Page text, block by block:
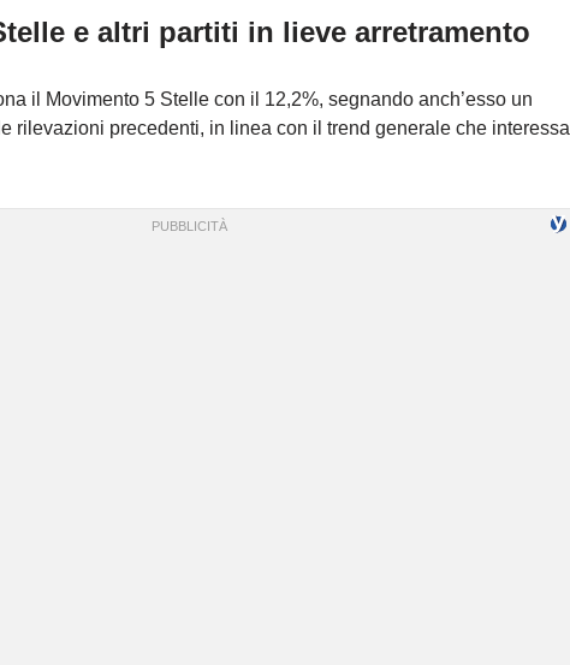
e altri partiti in lieve arretramento
il Movimento 5 Stelle con il 12,2%, segnando anch’esso un
rilevazioni precedenti, in linea con il trend generale che interessa